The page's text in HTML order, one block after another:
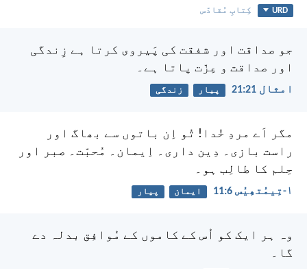
URD کِتابِ مُقادّس
جو صداقت اور شفقت کی پَیروی کرتا ہے زِندگی
اور صداقت و عِزّت پاتا ہے۔
امثال 21:‏21 پیار زندگی
مگر اَے مردِ خُدا! تُو اِن باتوں سے بھاگ اور
راست بازی۔ دِین داری۔ اِیمان۔ مُحبّت۔ صبر اور
حِلم کا طالِب ہو۔
۱-تِیمُتھِیُس 6:‏11 ایمان پیار
وہ ہر ایک کو اُس کے کاموں کے مُوافِق بدلہ دے
گا۔